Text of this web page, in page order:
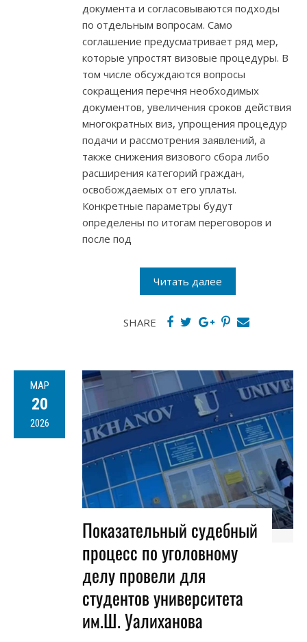
документа и согласовываются подходы
по отдельным вопросам. Само
соглашение предусматривает ряд мер,
которые упростят визовые процедуры. В
том числе обсуждаются вопросы
сокращения перечня необходимых
документов, увеличения сроков действия
многократных виз, упрощения процедур
подачи и рассмотрения заявлений, а
также снижения визового сбора либо
расширения категорий граждан,
освобождаемых от его уплаты.
Конкретные параметры будут
определены по итогам переговоров и
после под
Читать далее
SHARE
МАР
20
2026
Показательный судебный
процесс по уголовному
делу провели для
студентов университета
им.Ш. Уалиханова